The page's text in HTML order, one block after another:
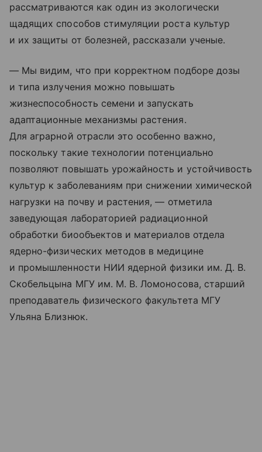
рассматриваются как один из экологически
щадящих способов стимуляции роста культур
и их защиты от болезней, рассказали ученые.
— Мы видим, что при корректном подборе дозы
и типа излучения можно повышать
жизнеспособность семени и запускать
адаптационные механизмы растения.
Для аграрной отрасли это особенно важно,
поскольку такие технологии потенциально
позволяют повышать урожайность и устойчивость
культур к заболеваниям при снижении химической
нагрузки на почву и растения, — отметила
заведующая лабораторией радиационной
обработки биообъектов и материалов отдела
ядерно-физических методов в медицине
и промышленности НИИ ядерной физики им. Д. В.
Скобельцына МГУ им. М. В. Ломоносова, старший
преподаватель физического факультета МГУ
Ульяна Близнюк.